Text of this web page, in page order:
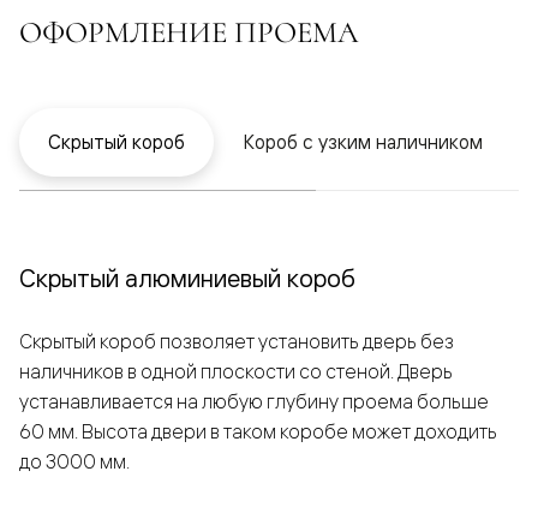
ОФОРМЛЕНИЕ ПРОЕМА
Скрытый короб Короб с узким наличником
Скрытый алюминиевый короб
Скрытый короб позволяет установить дверь без
наличников в одной плоскости со стеной. Дверь
устанавливается на любую глубину проема больше
60 мм. Высота двери в таком коробе может доходить
до 3000 мм.